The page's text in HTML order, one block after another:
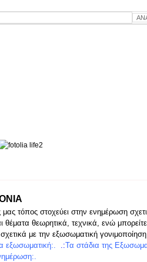
μας τόπος στοχεύει στην ενημέρωση
θέματα θεωρητικά, τεχνικά, ενώ
σχετικά με την εξωσωματική
εξωσωματική:. .:Τα στάδια της